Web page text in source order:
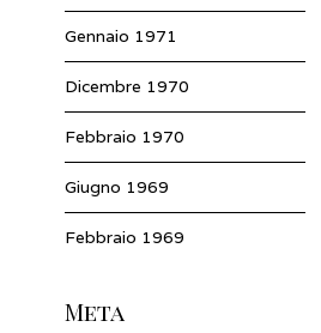
Gennaio 1971
Dicembre 1970
Febbraio 1970
Giugno 1969
Febbraio 1969
Meta